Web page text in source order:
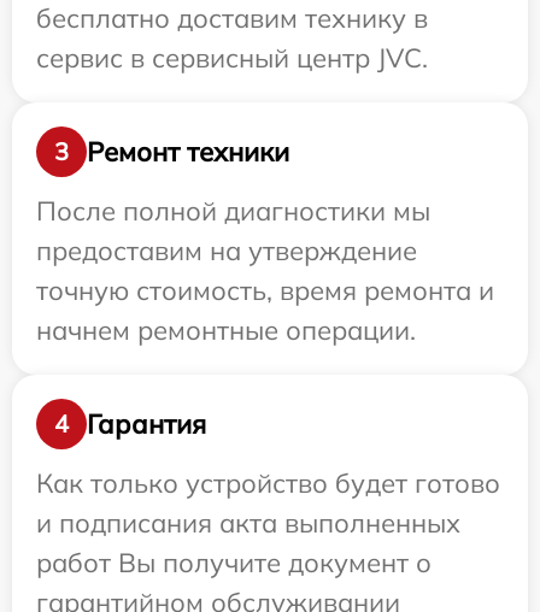
бесплатно доставим технику в
сервис в сервисный центр JVC.
3
Ремонт техники
После полной диагностики мы
предоставим на утверждение
точную стоимость, время ремонта и
начнем ремонтные операции.
4
Гарантия
Как только устройство будет готово
и подписания акта выполненных
работ Вы получите документ о
гарантийном обслуживании